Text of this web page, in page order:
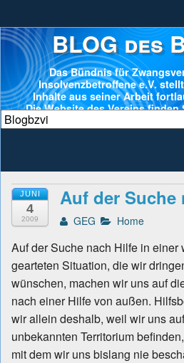
BLOG des
Das Bündnis für
Insolvenzbetroffene e.V.
Inhalte aus seiner Arbeit
Die Website des Vereins
JUNI
4
2009
Auf der Suche
GEG Home
Auf der Suche nach Hilfe in einer
gearteten Situation, die wir
wünschen, machen wir uns auf
nach einer Hilfe von außen.
wir allein deshalb, weil wir uns
unbekannten Territorium
mit dem wir uns bislang nie